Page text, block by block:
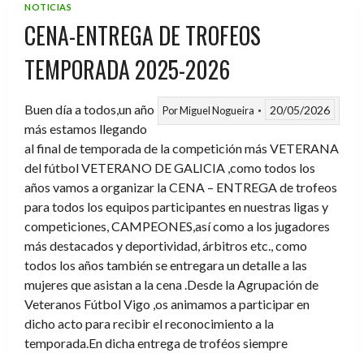
NOTICIAS
CENA-ENTREGA DE TROFEOS
TEMPORADA 2025-2026
PorMiguel Nogueira 20/05/2026
Buen día a todos,un año
más estamos llegando
al final de temporada de la competición más VETERANA
del fútbol VETERANO DE GALICIA ,como todos los
años vamos a organizar la CENA – ENTREGA de trofeos
para todos los equipos participantes en nuestras ligas y
competiciones, CAMPEONES,así como a los jugadores
más destacados y deportividad, árbitros etc., como
todos los años también se entregara un detalle a las
mujeres que asistan a la cena .Desde la Agrupación de
Veteranos Fútbol Vigo ,os animamos a participar en
dicho acto para recibir el reconocimiento a la
temporada.En dicha entrega de troféos siempre